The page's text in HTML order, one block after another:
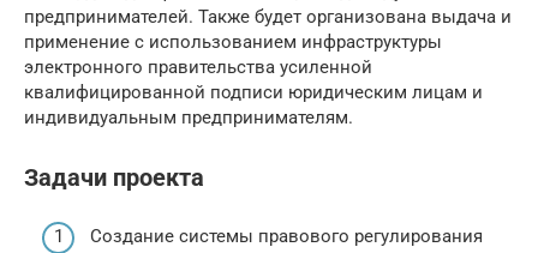
предпринимателей. Также будет организована выдача и
применение с использованием инфраструктуры
электронного правительства усиленной
квалифицированной подписи юридическим лицам и
индивидуальным предпринимателям.
Задачи проекта
Создание системы правового регулирования